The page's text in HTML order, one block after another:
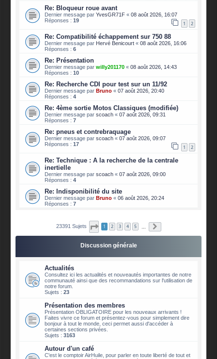
Re: Bloqueur roue avant
Dernier message parYvesGR71F «08 août 2026, 16:07
Réponses :19 1 2
Re: Compatibilité échappement sur 750 88
Dernier message par Hervé Benicourt «08 août 2026, 16:06
Réponses :6
Re: Présentation
Dernier message parwilly201170 «08 août 2026, 14:43
Réponses :10
Re: Recherche CDI pour test sur un 11/92
Dernier message parBruno «07 août 2026, 20:40
Réponses :4
Re: 4ème sortie Motos Classiques (modifiée)
Dernier message parscoach «07 août 2026, 09:31
Réponses :7
Re: pneus et contrebraquage
Dernier message parscoach «07 août 2026, 09:07
Réponses :17 1 2
Re: Technique : A la recherche de la centrale
inertielle
Dernier message parscoach «07 août 2026, 09:00
Réponses :4
Re: Indisponibilité du site
Dernier message parBruno «06 août 2026, 20:24
Réponses :7
23391 Sujets Page 1sur2340
1 2 3 4 5 …
Discussion générale
Actualités
Consultez ici les actualités et nouveautés importantes de notre
communauté ainsi que des recommandations sur l'utilisation de
notre forum.
Sujets :23
Présentation des membres
Présentation OBLIGATOIRE pour les nouveaux arrivants !
Faites vivre ce forum et présentez-vous pour simplement dire
bonjour à tout le monde, ceci permet aussi d'accéder à
certaines sections privées.
Sujets :3163
Autour d'un café
C'est le comptoir AirHuile, pour parler en toute liberté de tout et